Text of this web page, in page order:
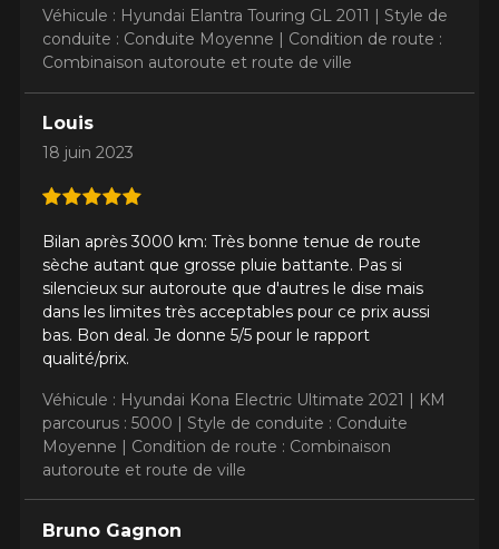
Véhicule : Hyundai Elantra Touring GL 2011 | Style de
conduite : Conduite Moyenne | Condition de route :
Combinaison autoroute et route de ville
Louis
18 juin 2023
Bilan après 3000 km: Très bonne tenue de route
sèche autant que grosse pluie battante. Pas si
silencieux sur autoroute que d'autres le dise mais
dans les limites très acceptables pour ce prix aussi
bas. Bon deal. Je donne 5/5 pour le rapport
qualité/prix.
Véhicule : Hyundai Kona Electric Ultimate 2021 | KM
parcourus : 5000 | Style de conduite : Conduite
Moyenne | Condition de route : Combinaison
autoroute et route de ville
Bruno Gagnon
AJOUTER UN AVIS
Votre avis concernant le
Nom
Votre véhicule
Année